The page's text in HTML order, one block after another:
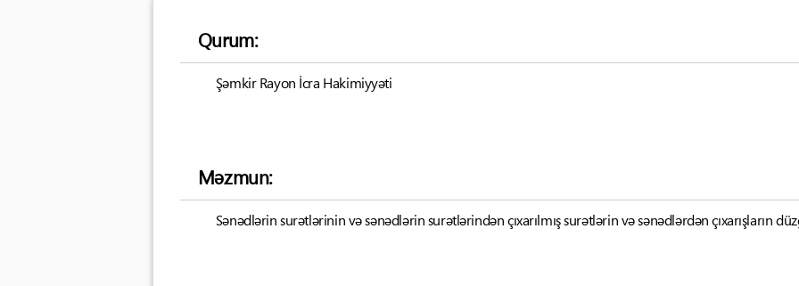
Qurum:
Şəmkir Rayon İcra Hakimiyyəti
Məzmun:
Sənədlərin surətlərinin və sənədlərin surətlərindən çıxarılmış surətlərin və sənədlərdən çıxarışların